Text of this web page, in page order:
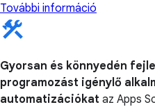
További információ
Gyorsan és könnyedén
programozást igénylő
automatizációkat az Apps